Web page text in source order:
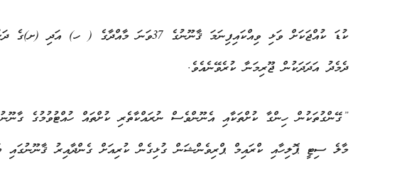
ދެމެދު އަދަދަކުން ޖޫރިމަނާ ކުރެވޭނެއެވެ.
”ގޭންގުތަކުން ހިންގާ ކުށްތަކާއި އެނޫންވެސް ނުރައްކާތެރި ކުށްތައް ހުއްޓުވުމުގެ
މާލެ ސިޓީ ޕޮލިހާއި ކްރައިމް ޕްރިވެންޝަން ގުޅިގެން ކުރިއަށް ގެންދާއިރު ޤާނޫނުގައި